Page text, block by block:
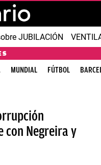
JUBILACIÓN
MUNDIAL FÚTBOL
con Negreira y